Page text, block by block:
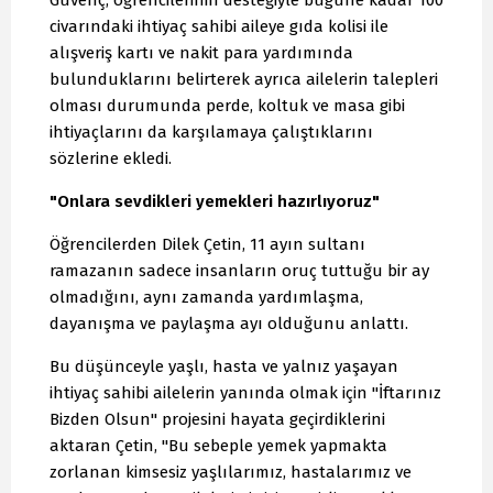
civarındaki ihtiyaç sahibi aileye gıda kolisi ile
alışveriş kartı ve nakit para yardımında
bulunduklarını belirterek ayrıca ailelerin talepleri
olması durumunda perde, koltuk ve masa gibi
ihtiyaçlarını da karşılamaya çalıştıklarını
sözlerine ekledi.
"Onlara sevdikleri yemekleri hazırlıyoruz"
Öğrencilerden Dilek Çetin, 11 ayın sultanı
ramazanın sadece insanların oruç tuttuğu bir ay
olmadığını, aynı zamanda yardımlaşma,
dayanışma ve paylaşma ayı olduğunu anlattı.
Bu düşünceyle yaşlı, hasta ve yalnız yaşayan
ihtiyaç sahibi ailelerin yanında olmak için "İftarınız
Bizden Olsun" projesini hayata geçirdiklerini
aktaran Çetin, "Bu sebeple yemek yapmakta
zorlanan kimsesiz yaşlılarımız, hastalarımız ve